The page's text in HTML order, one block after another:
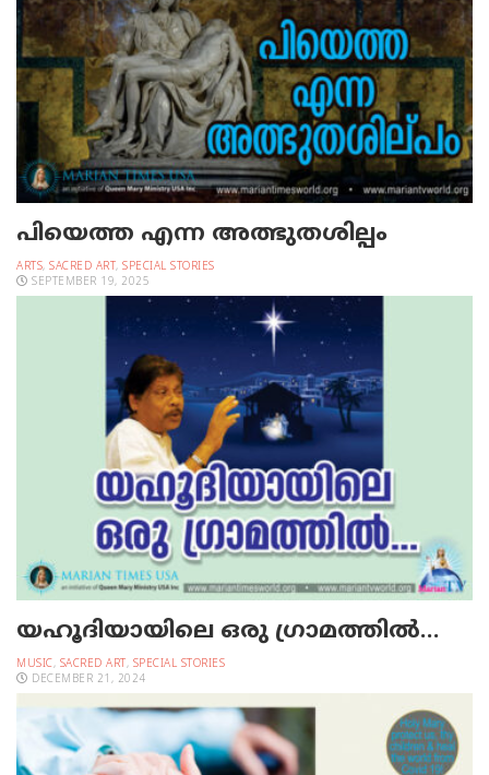
പിയെത്ത എന്ന അത്ഭുതശില്പം
ARTS, SACRED ART, SPECIAL STORIES
SEPTEMBER 19, 2025
യഹൂദിയായിലെ ഒരു ഗ്രാമത്തില്‍…
MUSIC, SACRED ART, SPECIAL STORIES
DECEMBER 21, 2024